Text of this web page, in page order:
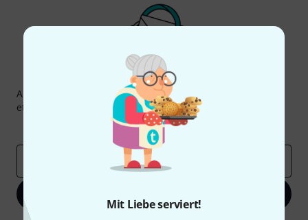
Mit Liebe serviert!
Thomann Newsletter
Abonniere den Thomann Newsletter und gewinne mit
etwas Glück einen von
50 Gutscheinenüber jeweils
Inspirierende Beiträge
Deals